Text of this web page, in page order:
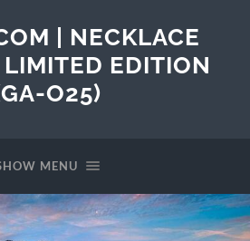
| NECKLACE
EDITION
O25)
MENU